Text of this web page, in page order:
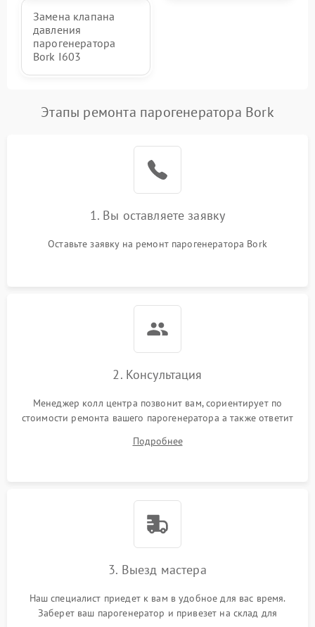
Замена клапана
давления
парогенератора
Bork I603
Этапы ремонта парогенератора Bork
1. Вы оставляете заявку
Оставьте заявку на ремонт парогенератора Bork
2. Консультация
Менеджер колл центра позвонит вам, сориентирует по
стоимости ремонта вашего парогенератора а также ответит
Подробнее
3. Выезд мастера
Наш специалист приедет к вам в удобное для вас время.
Заберет ваш парогенератор и привезет на склад для